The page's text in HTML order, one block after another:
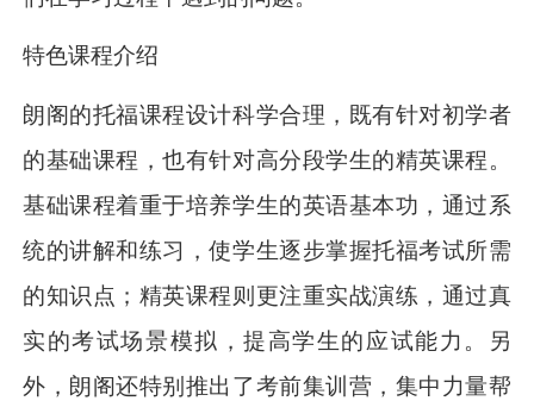
特色课程介绍
朗阁的托福课程设计科学合理，既有针对初学者
的基础课程，也有针对高分段学生的精英课程。
基础课程着重于培养学生的英语基本功，通过系
统的讲解和练习，使学生逐步掌握托福考试所需
的知识点；精英课程则更注重实战演练，通过真
实的考试场景模拟，提高学生的应试能力。另
外，朗阁还特别推出了考前集训营，集中力量帮